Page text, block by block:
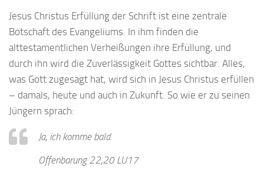
Jesus Christus Erfüllung der Schrift ist eine zentrale
Botschaft des Evangeliums. In ihm finden die
alttestamentlichen Verheißungen ihre Erfüllung, und
durch ihn wird die Zuverlässigkeit Gottes sichtbar. Alles,
was Gott zugesagt hat, wird sich in Jesus Christus erfüllen
– damals, heute und auch in Zukunft. So wie er zu seinen
Jüngern sprach:
Ja, ich komme bald.
Offenbarung 22,20 LU17